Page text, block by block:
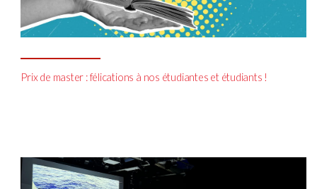
Prix de master : félications à nos étudiantes et étudiants !